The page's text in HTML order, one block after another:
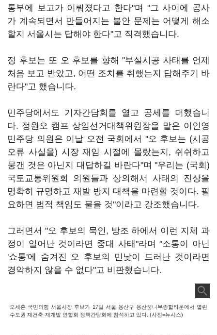
통부에 보고가 이뤄졌다고 한다"며 "그 사이에 공사
가 계속되면서 만들어지는 불안 문제는 어떻게 해소
할지 서울시는 답해야 한다"고 직격했습니다.
정 후보는 또 오 후보를 향해 "부실시공 사태를 언제
처음 보고 받았고, 어떤 조치를 취했는지 답해주기 바
란다"고 했습니다.
민주당에서도 기자간담회를 열고 공세를 더했습니
다. 정원오 캠프 상임선거대책위원장을 맡은 이인영
민주당 의원은 이날 오전 국회에서 "오 후보는 (시공
오류 사실을) 시장 재임 시절에 몰랐는지, 쉬쉬하고
뭉갠 것은 아닌지 대답하길 바란다"며 "우리는 (국회)
국토교통위원회 의원들과 상의해서 사태의 진상을
명확히 규명하고 재발 방지 대책을 마련할 것이다. 필
요하면 법적 책임도 물을 것"이라고 강조했습니다.
그러면서 "오 후보의 묵인, 방조 하에서 이런 지체 과
정이 일어난 것이라면 중대 사태"라며 "소통이 아닌
'쇼통'에 숨겨진 오 후보의 민낯이 드러난 것이라면
경악하지 않을 수 없다"고 비판했습니다.
오세훈 국민의힘 서울시장 후보가 17일 서울 용산구 용산꿈나무종합타운에서 열린
수도권 재건축·재개발 연합회 정책간담회에 참석하고 있다. (사진=뉴시스)